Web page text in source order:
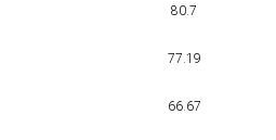
80.7
77.19
66.67